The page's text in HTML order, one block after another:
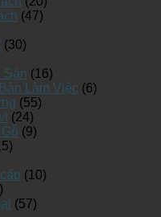
(47)
(30)
Sàn (16)
Làm Việc (6)
(55)
(24)
(9)
(10)
(57)